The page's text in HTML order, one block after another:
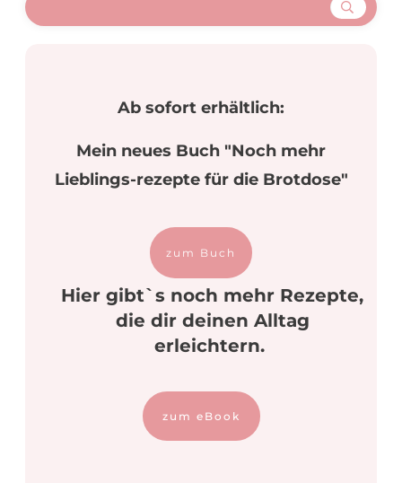
Ab sofort erhältlich:
Mein neues Buch "Noch mehr
Lieblings-rezepte für die Brotdose"
zum Buch
Hier gibt`s noch mehr Rezepte,
die dir deinen Alltag
erleichtern.
zum eBook